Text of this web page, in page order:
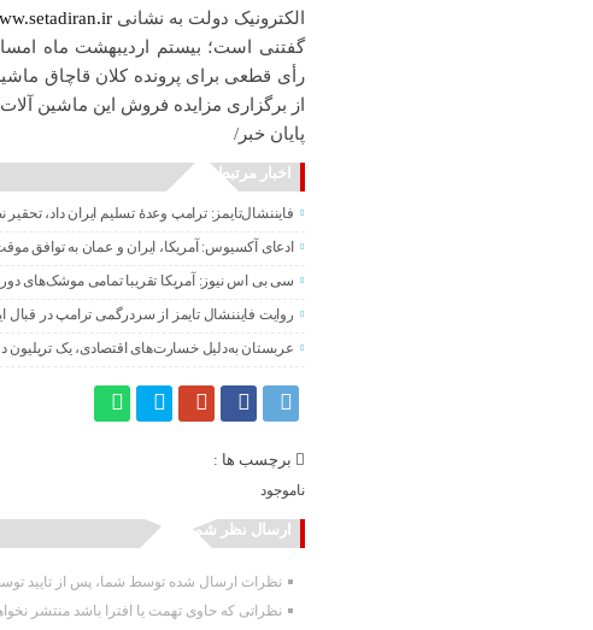
الکترونیک دولت به نشانی
گفتنی است؛ بیستم اردیبهشت ماه
رأی قطعی برای پرونده کلان قاچاق
از برگزاری مزایده فروش این ماشین
پایان خبر/
اخبار مرتبط
فایننشال‌تایمز: ترامپ وعدۀ تسلیم ایران داد،
ادعای آکسیوس: آمریکا، ایران و عمان به توافق
سی بی اس نیوز: آمریکا تقریبا تمامی موشک‌های
روایت فایننشال تایمز از سردرگمی ترامپ در قبال
عربستان به‌دلیل خسارت‌های اقتصادی، یک تریلیون
برچسب ها :
ناموجود
ارسال نظر شما
نظرات ارسال شده توسط شما، پس از تایید
نظراتی که حاوی تهمت یا افترا باشد منتشر